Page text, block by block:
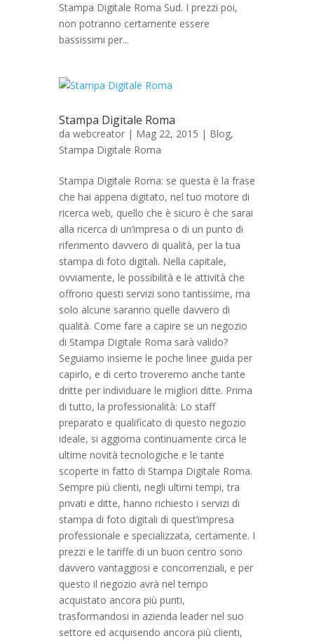
Stampa Digitale Roma Sud. I prezzi poi,
non potranno certamente essere
bassissimi per...
Stampa Digitale Roma
da webcreator | Mag 22, 2015 | Blog,
Stampa Digitale Roma
Stampa Digitale Roma: se questa è la frase
che hai appena digitato, nel tuo motore di
ricerca web, quello che è sicuro è che sarai
alla ricerca di un’impresa o di un punto di
riferimento davvero di qualità, per la tua
stampa di foto digitali. Nella capitale,
ovviamente, le possibilità e le attività che
offrono questi servizi sono tantissime, ma
solo alcune saranno quelle davvero di
qualità. Come fare a capire se un negozio
di Stampa Digitale Roma sarà valido?
Seguiamo insieme le poche linee guida per
capirlo, e di certo troveremo anche tante
dritte per individuare le migliori ditte. Prima
di tutto, la professionalità: Lo staff
preparato e qualificato di questo negozio
ideale, si aggiorna continuamente circa le
ultime novità tecnologiche e le tante
scoperte in fatto di Stampa Digitale Roma.
Sempre più clienti, negli ultimi tempi, tra
privati e ditte, hanno richiesto i servizi di
stampa di foto digitali di quest’impresa
professionale e specializzata, certamente. I
prezzi e le tariffe di un buon centro sono
davvero vantaggiosi e concorrenziali, e per
questo il negozio avrà nel tempo
acquistato ancora più punti,
trasformandosi in azienda leader nel suo
settore ed acquisendo ancora più clienti,